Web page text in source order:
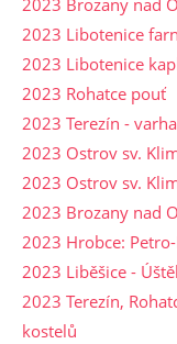
2023 Brozany nad
2023 Libotenice
2023 Libotenice
2023 Rohatce pouť
2023 Terezín -
2023 Ostrov sv.
2023 Ostrov sv.
2023 Brozany nad
2023 Hrobce:
2023 Liběšice -
2023 Terezín,
kostelů